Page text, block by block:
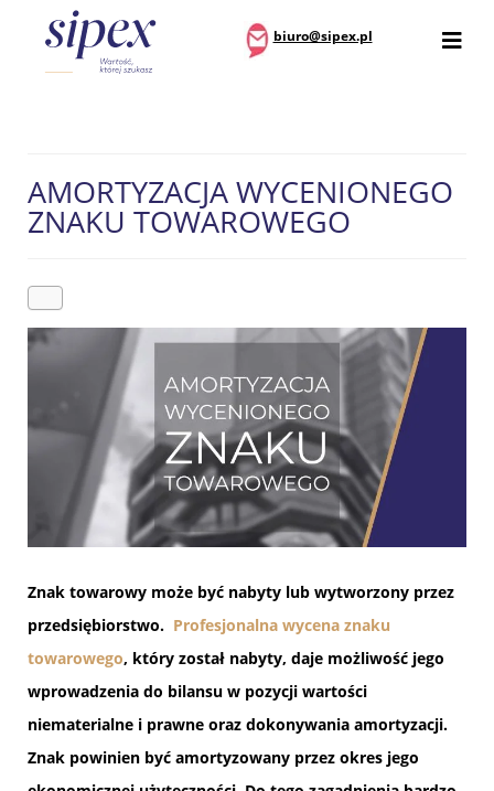
biuro@sipex.pl
AMORTYZACJA WYCENIONEGO
ZNAKU TOWAROWEGO
Znak towarowy może być nabyty lub wytworzony przez
przedsiębiorstwo. Profesjonalna wycena znaku
towarowego, który został nabyty, daje możliwość jego
wprowadzenia do bilansu w pozycji wartości
niematerialne i prawne oraz dokonywania amortyzacji.
Znak powinien być amortyzowany przez okres jego